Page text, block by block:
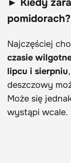
► Kiedy
pomidorach?
Najczęściej
czasie
lipcu i sierpniu
deszczowy
Może się
wystąpi wcale.